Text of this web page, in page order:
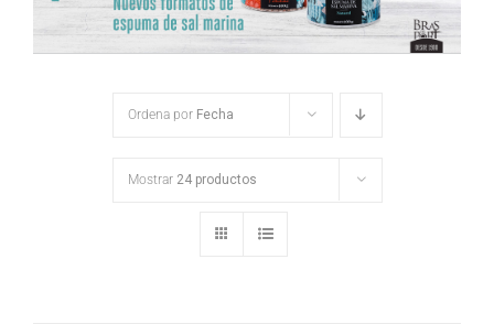
Ordena por Fecha
Mostrar 24 productos